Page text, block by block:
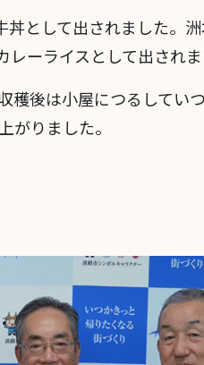
として出されました。
ーライスとして出されま
後は小屋につるしていつ
がりました。